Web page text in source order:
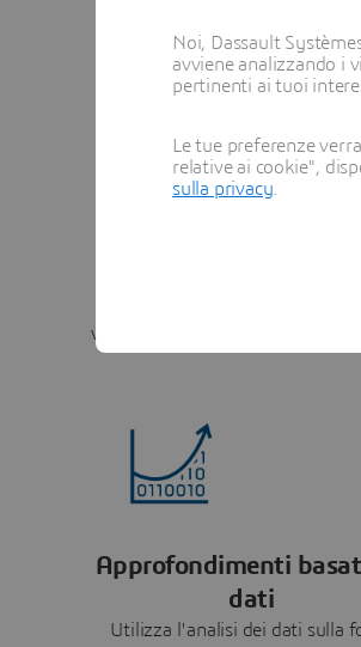
valutare i risultati della
Approfondimenti
dati
Utilizza l'analisi dei dati sulla
Noi, Dassault
avviene analizzando i
pertinenti ai tuoi
Le tue preferenze
relative ai cookie",
sulla privacy